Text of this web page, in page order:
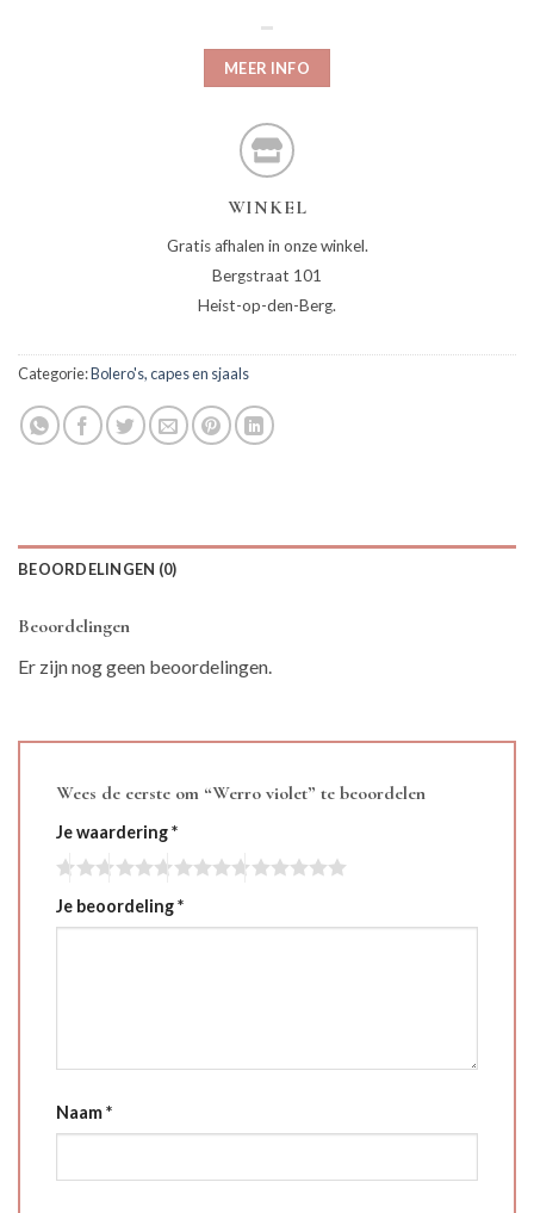
MEER INFO
WINKEL
Gratis afhalen in onze winkel.
Bergstraat 101
Heist-op-den-Berg.
Categorie:Bolero's, capes en sjaals
BEOORDELINGEN (0)
Beoordelingen
Er zijn nog geen beoordelingen.
Wees de eerste om “Werro violet” te beoordelen
Je waardering*
Je beoordeling*
Naam*